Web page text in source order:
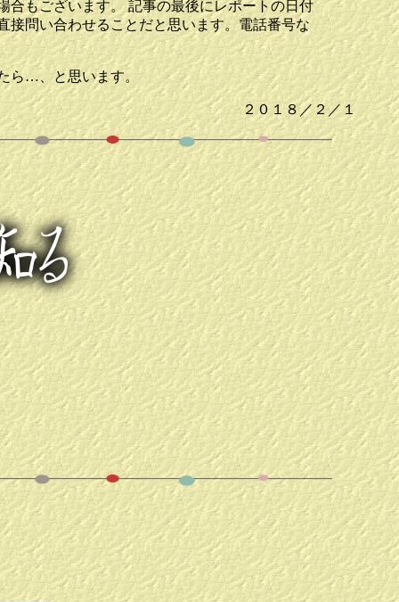
もございます。 記事の最後にレポートの日付
接問い合わせることだと思います。電話番号な
ら…、と思います。
２０１８／２／１